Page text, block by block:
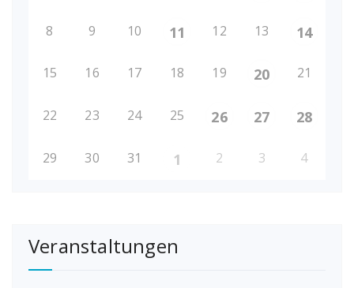
8 9 10 11 12 13 14
15 16 17 18 19 20 21
22 23 24 25 26 27 28
29 30 31 1 2 3 4
Veranstaltungen